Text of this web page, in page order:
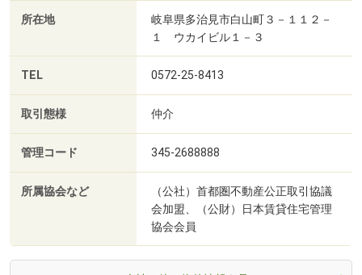
所在地
岐阜県多治見市白山町３－１１２－
１ ウカイビル１－３
TEL 0572-25-8413
取引態様 仲介
管理コード 345-2688888
所属協会など
（公社）首都圏不動産公正取引協議
会加盟、（公財）日本賃貸住宅管理
協会会員